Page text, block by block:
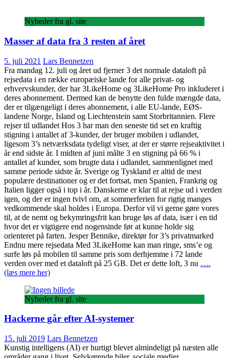
Nyheder fra gl. site
Masser af data fra 3 resten af året
5. juli 2021 Lars Bennetzen
Fra mandag 12. juli og året ud fjerner 3 det normale dataloft på
rejsedata i en række europæiske lande for alle privat- og
erhvervskunder, der har 3LikeHome og 3LikeHome Pro inkluderet i
deres abonnement. Dermed kan de benytte den fulde mængde data,
der er tilgængeligt i deres abonnement, i alle EU-lande, EØS-
landene Norge, Island og Liechtenstein samt Storbritannien. Flere
rejser til udlandet Hos 3 har man den seneste tid set en kraftig
stigning i antallet af 3-kunder, der bruger mobilen i udlandet,
ligesom 3’s netværksdata tydeligt viser, at der er større rejseaktivitet i
år end sidste år. I midten af juni målte 3 en stigning på 66 % i
antallet af kunder, som brugte data i udlandet, sammenlignet med
samme periode sidste år. Sverige og Tyskland er altid de mest
populære destinationer og er det fortsat, men Spanien, Frankrig og
Italien ligger også i top i år. Danskerne er klar til at rejse ud i verden
igen, og der er ingen tvivl om, at sommerferien for rigtig manges
vedkommende skal holdes i Europa. Derfor vil vi gerne gøre vores
til, at de nemt og bekymringsfrit kan bruge løs af data, især i en tid
hvor det er vigtigere end nogensinde før at kunne holde sig
orienteret på farten. Jesper Bennike, direktør for 3’s privatmarked
Endnu mere rejsedata Med 3LikeHome kan man ringe, sms’e og
surfe løs på mobilen til samme pris som derhjemme i 72 lande
verden over med et dataloft på 25 GB. Det er dette loft, 3 nu ….
(læs mere her)
Nyheder fra gl. site
Hackerne går efter AI-systemer
15. juli 2019 Lars Bennetzen
Kunstig intelligens (AI) er hurtigt blevet almindeligt på næsten alle